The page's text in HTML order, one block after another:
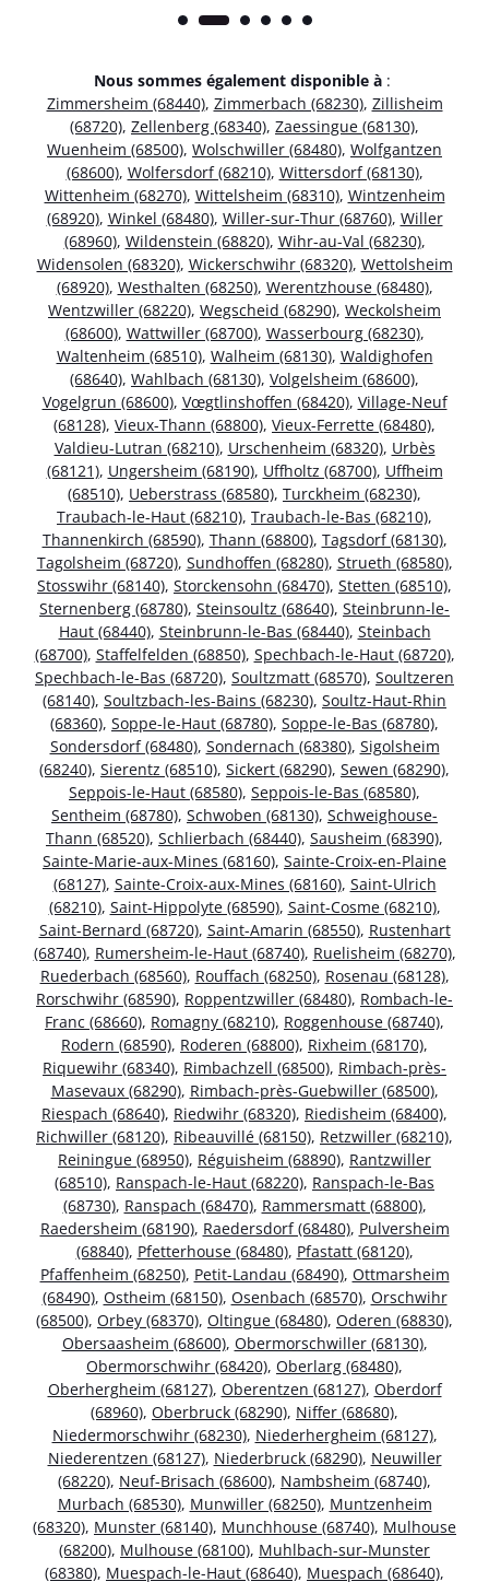
Nous sommes également disponible à :
Zimmersheim (68440), Zimmerbach (68230), Zillisheim
(68720), Zellenberg (68340), Zaessingue (68130),
Wuenheim (68500), Wolschwiller (68480), Wolfgantzen
(68600), Wolfersdorf (68210), Wittersdorf (68130),
Wittenheim (68270), Wittelsheim (68310), Wintzenheim
(68920), Winkel (68480), Willer-sur-Thur (68760), Willer
(68960), Wildenstein (68820), Wihr-au-Val (68230),
Widensolen (68320), Wickerschwihr (68320), Wettolsheim
(68920), Westhalten (68250), Werentzhouse (68480),
Wentzwiller (68220), Wegscheid (68290), Weckolsheim
(68600), Wattwiller (68700), Wasserbourg (68230),
Waltenheim (68510), Walheim (68130), Waldighofen
(68640), Wahlbach (68130), Volgelsheim (68600),
Vogelgrun (68600), Vœgtlinshoffen (68420), Village-Neuf
(68128), Vieux-Thann (68800), Vieux-Ferrette (68480),
Valdieu-Lutran (68210), Urschenheim (68320), Urbès
(68121), Ungersheim (68190), Uffholtz (68700), Uffheim
(68510), Ueberstrass (68580), Turckheim (68230),
Traubach-le-Haut (68210), Traubach-le-Bas (68210),
Thannenkirch (68590), Thann (68800), Tagsdorf (68130),
Tagolsheim (68720), Sundhoffen (68280), Strueth (68580),
Stosswihr (68140), Storckensohn (68470), Stetten (68510),
Sternenberg (68780), Steinsoultz (68640), Steinbrunn-le-
Haut (68440), Steinbrunn-le-Bas (68440), Steinbach
(68700), Staffelfelden (68850), Spechbach-le-Haut (68720),
Spechbach-le-Bas (68720), Soultzmatt (68570), Soultzeren
(68140), Soultzbach-les-Bains (68230), Soultz-Haut-Rhin
(68360), Soppe-le-Haut (68780), Soppe-le-Bas (68780),
Sondersdorf (68480), Sondernach (68380), Sigolsheim
(68240), Sierentz (68510), Sickert (68290), Sewen (68290),
Seppois-le-Haut (68580), Seppois-le-Bas (68580),
Sentheim (68780), Schwoben (68130), Schweighouse-
Thann (68520), Schlierbach (68440), Sausheim (68390),
Sainte-Marie-aux-Mines (68160), Sainte-Croix-en-Plaine
(68127), Sainte-Croix-aux-Mines (68160), Saint-Ulrich
(68210), Saint-Hippolyte (68590), Saint-Cosme (68210),
Saint-Bernard (68720), Saint-Amarin (68550), Rustenhart
(68740), Rumersheim-le-Haut (68740), Ruelisheim (68270),
Ruederbach (68560), Rouffach (68250), Rosenau (68128),
Rorschwihr (68590), Roppentzwiller (68480), Rombach-le-
Franc (68660), Romagny (68210), Roggenhouse (68740),
Rodern (68590), Roderen (68800), Rixheim (68170),
Riquewihr (68340), Rimbachzell (68500), Rimbach-près-
Masevaux (68290), Rimbach-près-Guebwiller (68500),
Riespach (68640), Riedwihr (68320), Riedisheim (68400),
Richwiller (68120), Ribeauvillé (68150), Retzwiller (68210),
Reiningue (68950), Réguisheim (68890), Rantzwiller
(68510), Ranspach-le-Haut (68220), Ranspach-le-Bas
(68730), Ranspach (68470), Rammersmatt (68800),
Raedersheim (68190), Raedersdorf (68480), Pulversheim
(68840), Pfetterhouse (68480), Pfastatt (68120),
Pfaffenheim (68250), Petit-Landau (68490), Ottmarsheim
(68490), Ostheim (68150), Osenbach (68570), Orschwihr
(68500), Orbey (68370), Oltingue (68480), Oderen (68830),
Obersaasheim (68600), Obermorschwiller (68130),
Obermorschwihr (68420), Oberlarg (68480),
Oberhergheim (68127), Oberentzen (68127), Oberdorf
(68960), Oberbruck (68290), Niffer (68680),
Niedermorschwihr (68230), Niederhergheim (68127),
Niederentzen (68127), Niederbruck (68290), Neuwiller
(68220), Neuf-Brisach (68600), Nambsheim (68740),
Murbach (68530), Munwiller (68250), Muntzenheim
(68320), Munster (68140), Munchhouse (68740), Mulhouse
(68200), Mulhouse (68100), Muhlbach-sur-Munster
(68380), Muespach-le-Haut (68640), Muespach (68640),